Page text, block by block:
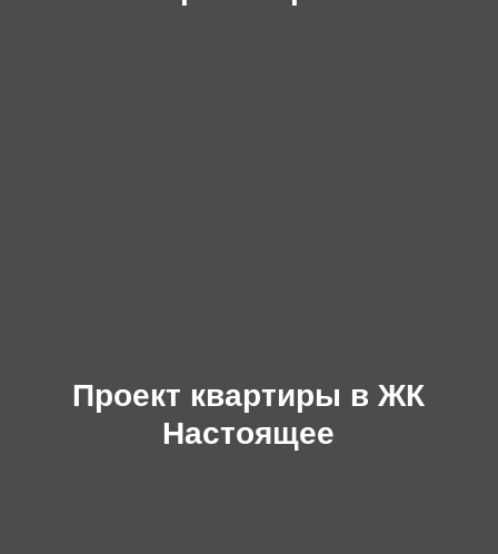
Проект квартиры в ЖК
Настоящее